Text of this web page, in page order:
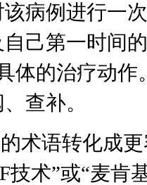
病例进行一
己第一时间
体的治疗动作
查补。
术语转化成
技术”或“麦肯